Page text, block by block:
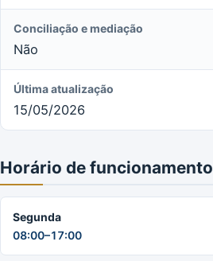
Conciliação e mediação
Não
Última atualização
15/05/2026
Horário de funcionamento
Segunda
08:00–17:00